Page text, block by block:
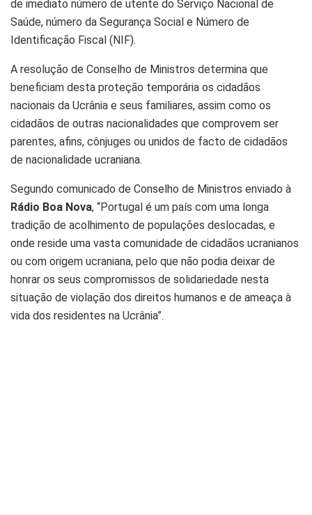
de imediato número de utente do Serviço Nacional de
Saúde, número da Segurança Social e Número de
Identificação Fiscal (NIF).
A resolução de Conselho de Ministros determina que
beneficiam desta proteção temporária os cidadãos
nacionais da Ucrânia e seus familiares, assim como os
cidadãos de outras nacionalidades que comprovem ser
parentes, afins, cônjuges ou unidos de facto de cidadãos
de nacionalidade ucraniana.
Segundo comunicado de Conselho de Ministros enviado à
Rádio Boa Nova, “Portugal é um país com uma longa
tradição de acolhimento de populações deslocadas, e
onde reside uma vasta comunidade de cidadãos ucranianos
ou com origem ucraniana, pelo que não podia deixar de
honrar os seus compromissos de solidariedade nesta
situação de violação dos direitos humanos e de ameaça à
vida dos residentes na Ucrânia”.